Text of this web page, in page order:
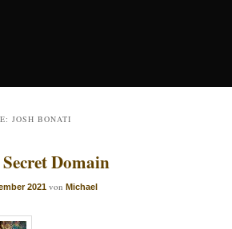
JOSH BONATI
Domain
2021 vonMichael